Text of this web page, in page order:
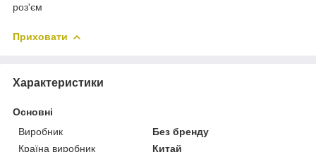
роз'єм
Приховати
Характеристики
Основні
Виробник
Без бренду
Країна виробник
Китай